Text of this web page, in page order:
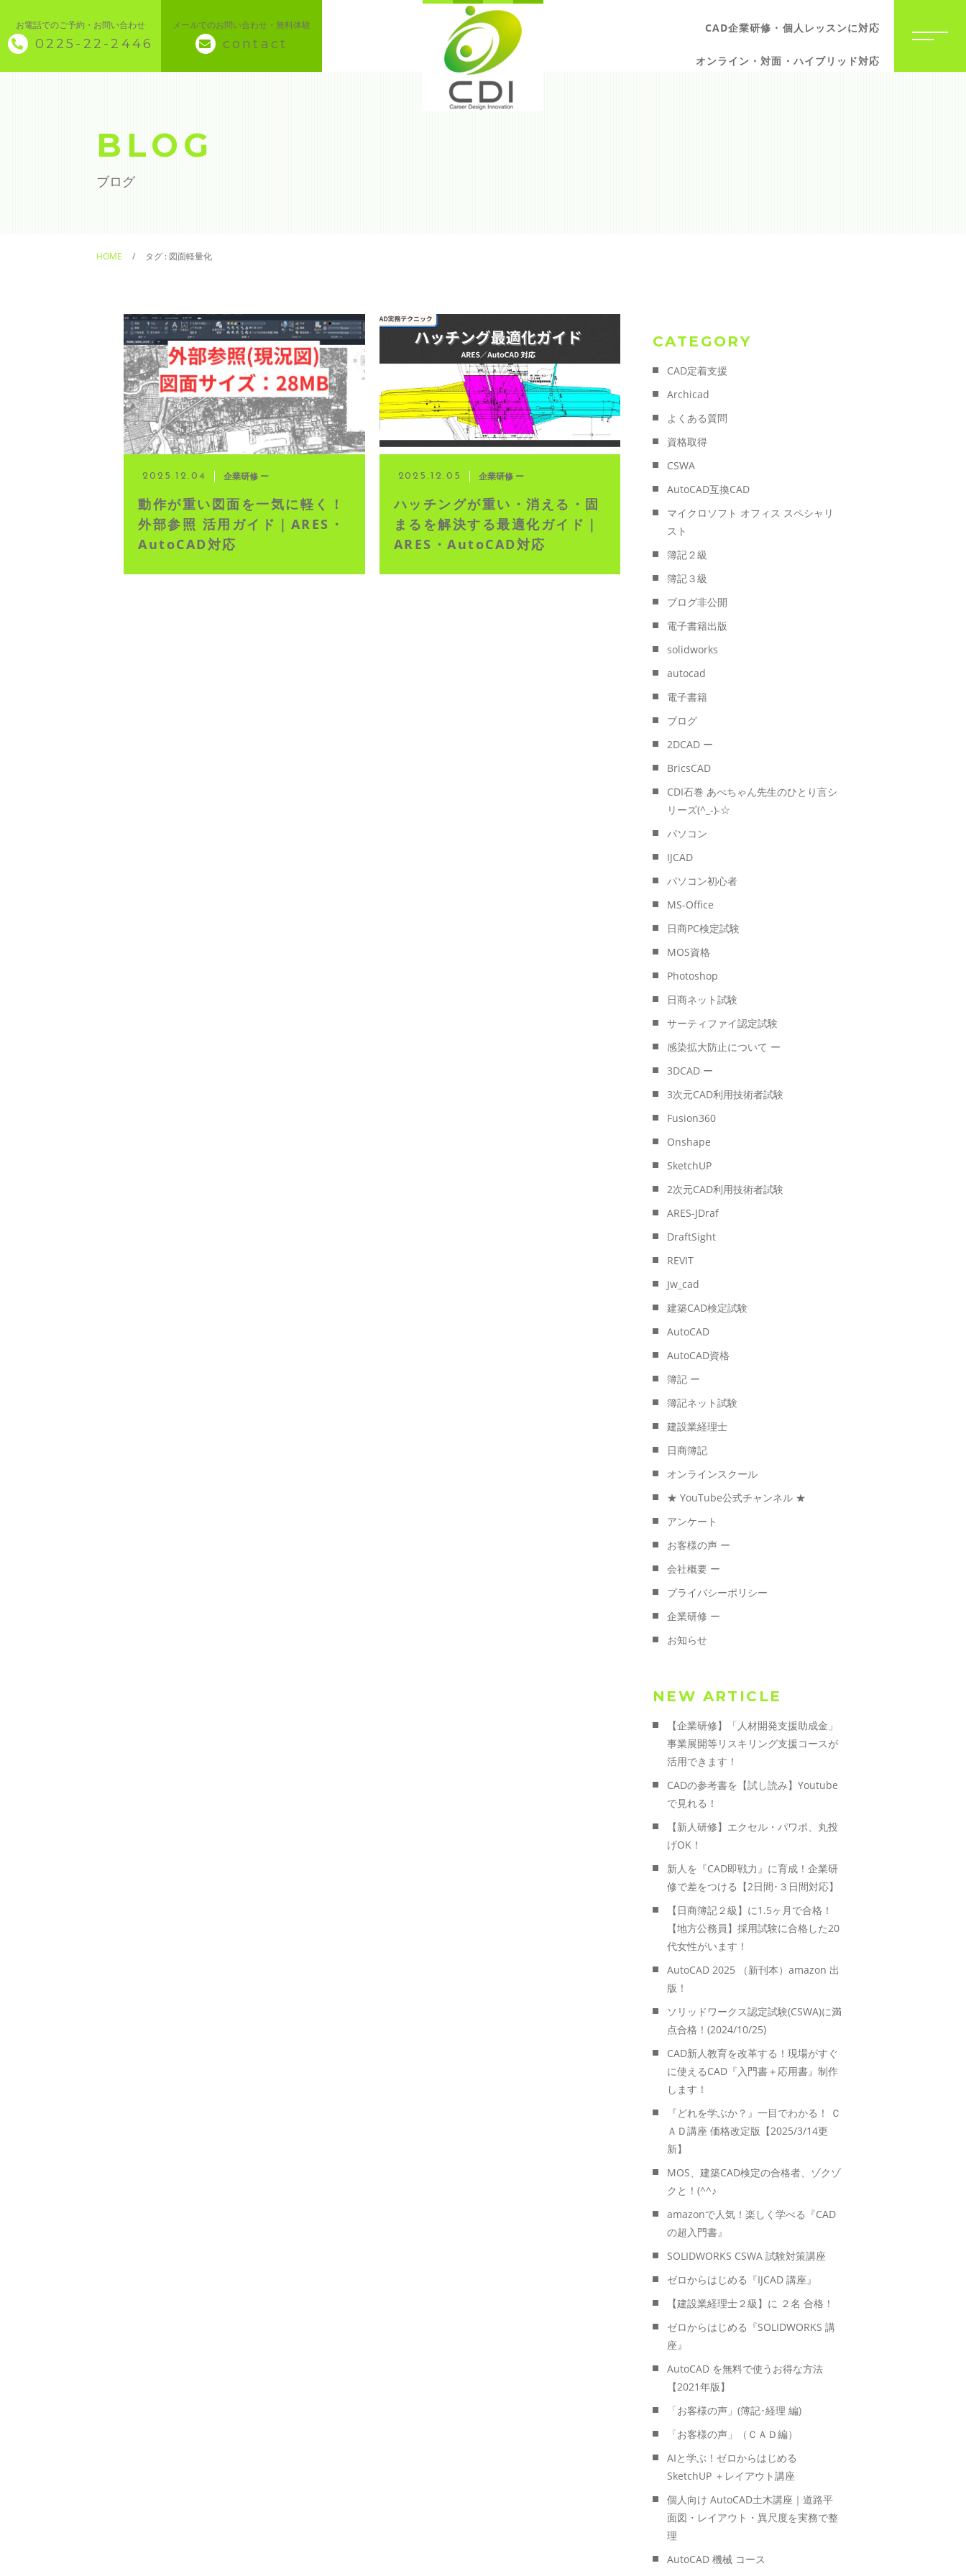
お電話でのご予約・お問い合わせ
0225-22-2446
メールでのお問い合わせ・無料体験
contact
CAD企業研修・個人レッスンに対応
オンライン・対面・ハイブリッド対応
◇ トップページ
◆ CAD・BIM
◆ 資格･ネット試験
◆ オンラインによる授業／体験
◇ 書籍出版
◇ Youtubeチャンネル・ライブ配信
◇ よくある質問
BLOG
ブログ
HOME タグ : 図面軽量化
2025.12.04 企業研修 ー
動作が重い図面を一気に軽く！
外部参照 活用ガイド｜ARES・
AutoCAD対応
2025.12.05 企業研修 ー
ハッチングが重い・消える・固
まるを解決する最適化ガイド｜
ARES・AutoCAD対応
CATEGORY
CAD定着支援
Archicad
よくある質問
資格取得
CSWA
AutoCAD互換CAD
マイクロソフト オフィス スペシャリ
スト
簿記２級
簿記３級
ブログ非公開
電子書籍出版
solidworks
autocad
電子書籍
ブログ
2DCAD ー
BricsCAD
CDI石巻 あべちゃん先生のひとり言シ
リーズ(^_-)-☆
パソコン
IJCAD
パソコン初心者
MS-Office
日商PC検定試験
MOS資格
Photoshop
日商ネット試験
サーティファイ認定試験
感染拡大防止について ー
3DCAD ー
3次元CAD利用技術者試験
Fusion360
Onshape
SketchUP
2次元CAD利用技術者試験
ARES-JDraf
DraftSight
REVIT
Jw_cad
建築CAD検定試験
AutoCAD
AutoCAD資格
簿記 ー
簿記ネット試験
建設業経理士
日商簿記
オンラインスクール
★ YouTube公式チャンネル ★
アンケート
お客様の声 ー
会社概要 ー
プライバシーポリシー
企業研修 ー
お知らせ
NEW ARTICLE
【企業研修】「人材開発支援助成金」
事業展開等リスキリング支援コースが
活用できます！
CADの参考書を【試し読み】Youtube
で見れる！
【新人研修】エクセル・パワポ、丸投
げOK！
新人を『CAD即戦力』に育成！企業研
修で差をつける【2日間･３日間対応】
【日商簿記２級】に1.5ヶ月で合格！
【地方公務員】採用試験に合格した20
代女性がいます！
AutoCAD 2025 （新刊本）amazon 出
版！
ソリッドワークス認定試験(CSWA)に満
点合格！(2024/10/25)
CAD新人教育を改革する！現場がすぐ
に使えるCAD『入門書＋応用書』制作
します！
『どれを学ぶか？』一目でわかる！ Ｃ
ＡＤ講座 価格改定版【2025/3/14更
新】
MOS、建築CAD検定の合格者、ゾクゾ
クと！(^^♪
amazonで人気！楽しく学べる『CAD
の超入門書』
SOLIDWORKS CSWA 試験対策講座
ゼロからはじめる『IJCAD 講座』
【建設業経理士２級】に ２名 合格！
ゼロからはじめる『SOLIDWORKS 講
座』
AutoCAD を無料で使うお得な方法
【2021年版】
「お客様の声」(簿記･経理 編)
「お客様の声」（ＣＡＤ編）
AIと学ぶ！ゼロからはじめる
SketchUP ＋レイアウト講座
個人向け AutoCAD土木講座｜道路平
面図・レイアウト・異尺度を実務で整
理
AutoCAD 機械 コース